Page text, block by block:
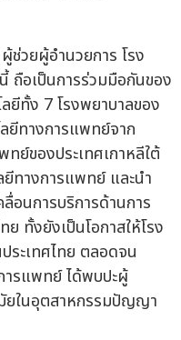
วยผู้อำนวยการ โรง
ถือเป็นการร่วมมือกันของ
ยีทั้ง 7 โรงพยาบาลของ
ลยีทางการแพทย์จาก
ย์ของประเทศเกาหลีใต้
ยีทางการแพทย์ และนำ
ลื่อนการบริการด้านการ
ทั้งยังเป็นโอกาสให้โรง
ระเทศไทย ตลอดจน
ารแพทย์ ได้พบปะผู้
ยในอุตสาหกรรมปัญญา